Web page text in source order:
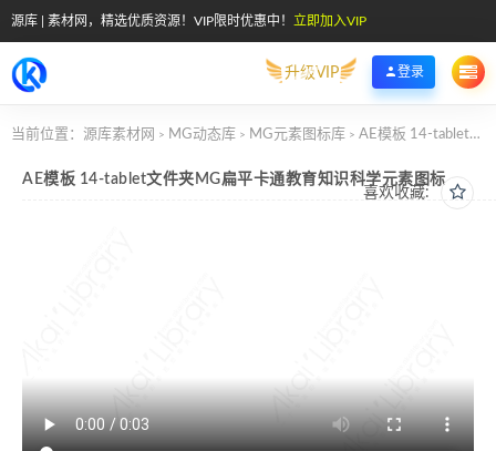
源库 | 素材网，精选优质资源！VIP限时优惠中！ 立即加入VIP
升级VIP 登录
当前位置： 源库素材网 > MG动态库 > MG元素图标库 > AE模板 14-tablet文件夹MG扁平卡通教育知识科学元素图标
喜欢收藏:
AE模板 14-tablet文件夹MG扁平卡通教育知识科学元素图标